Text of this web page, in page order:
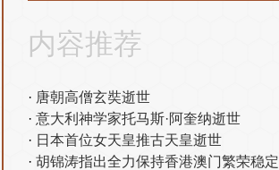
内容推荐
唐朝高僧玄奘逝世
意大利神学家托马斯·阿奎纳逝世
日本首位女天皇推古天皇逝世
胡锦涛指出全力保持香港澳门繁荣稳定